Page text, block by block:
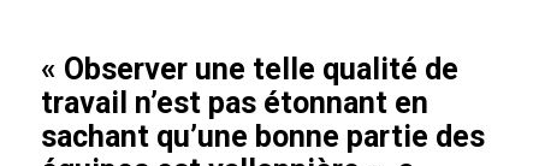
« Observer une telle qualité de
travail n’est pas étonnant en
sachant qu’une bonne partie des